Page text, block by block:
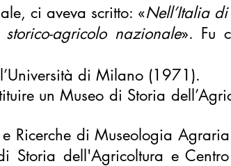
ci aveva scritto: «Nell’Italia
agricolo nazionale». Fu
di Milano (1971).
un Museo di Storia
Ricerche di Museologia
Storia dell'Agricoltura e